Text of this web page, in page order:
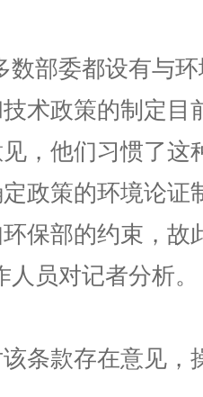
数部委都设有与
术政策的制定目
，他们习惯了这
政策的环境论证
保部的约束，故
员对记者分析。
条款存在意见，